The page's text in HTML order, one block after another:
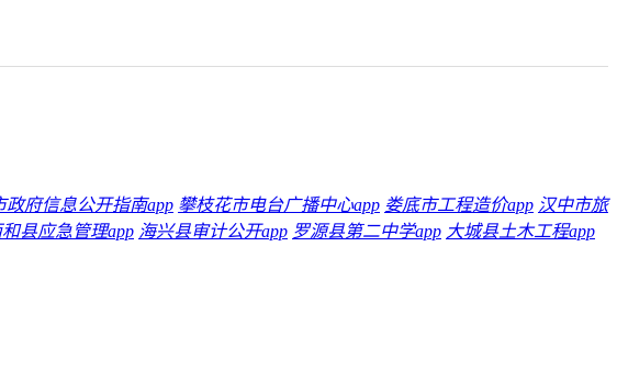
政府信息公开指南app 攀枝花市电台广播中心app 娄底市工程造价app 汉中市旅
和县应急管理app 海兴县审计公开app 罗源县第二中学app 大城县土木工程app